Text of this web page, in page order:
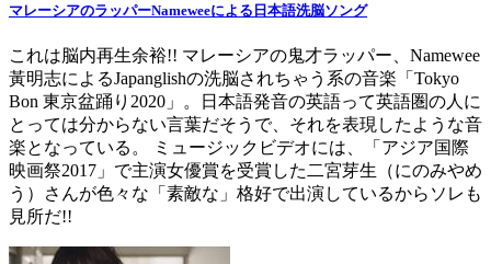
マレーシアのラッパーNameweeによる日本語洗脳ソング
これは脳内再生余裕!! マレーシアの鬼才ラッパー、Namewee
黃明志によるJapanglishの洗脳されちゃう系の音楽「Tokyo
Bon 東京盆踊り2020」。日本語発音の英語って英語圏の人に
とっては分からない言葉だそうで、それを表現したような音
楽となっている。 ミュージックビデオには、「アジア国際
映画祭2017」で主演女優賞を受賞した二宮芽生（にのみやめ
う）さんが色々な「素敵な」格好で出演しているからソレも
見所だ!!